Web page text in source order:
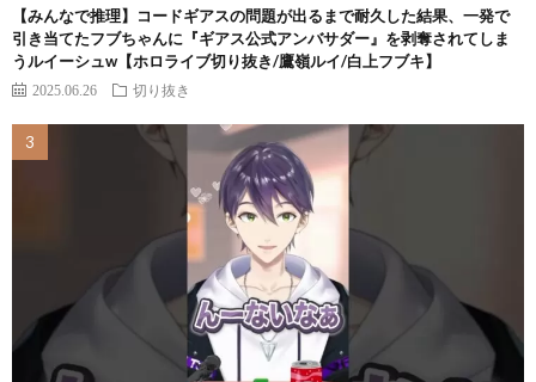
【みんなで推理】コードギアスの問題が出るまで耐久した結果、一発で
引き当てたフブちゃんに『ギアス公式アンバサダー』を剥奪されてしま
うルイーシュw【ホロライブ切り抜き/鷹嶺ルイ/白上フブキ】
2025.06.26 切り抜き